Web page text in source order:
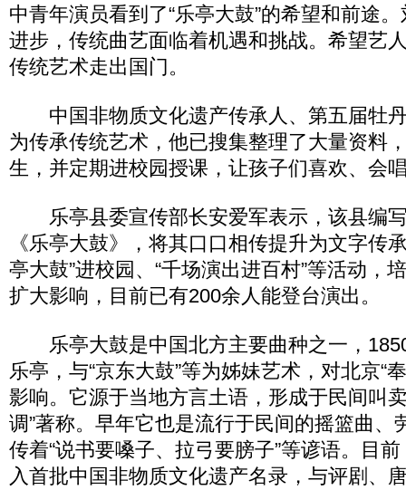
中青年演员看到了“乐亭大鼓”的希望和前途
进步，传统曲艺面临着机遇和挑战。希望艺
传统艺术走出国门。
中国非物质文化遗产传承人、第五届牡
为传承传统艺术，他已搜集整理了大量资料
生，并定期进校园授课，让孩子们喜欢、会
乐亭县委宣传部长安爱军表示，该县编
《乐亭大鼓》，将其口口相传提升为文字传
亭大鼓”进校园、“千场演出进百村”等活动，
扩大影响，目前已有200余人能登台演出。
乐亭大鼓是中国北方主要曲种之一，
乐亭，与“京东大鼓”等为姊妹艺术，对北京“
影响。它源于当地方言土语，形成于民间叫
调”著称。早年它也是流行于民间的摇篮曲、
传着“说书要嗓子、拉弓要膀子”等谚语。目前
入首批中国非物质文化遗产名录，与评剧、